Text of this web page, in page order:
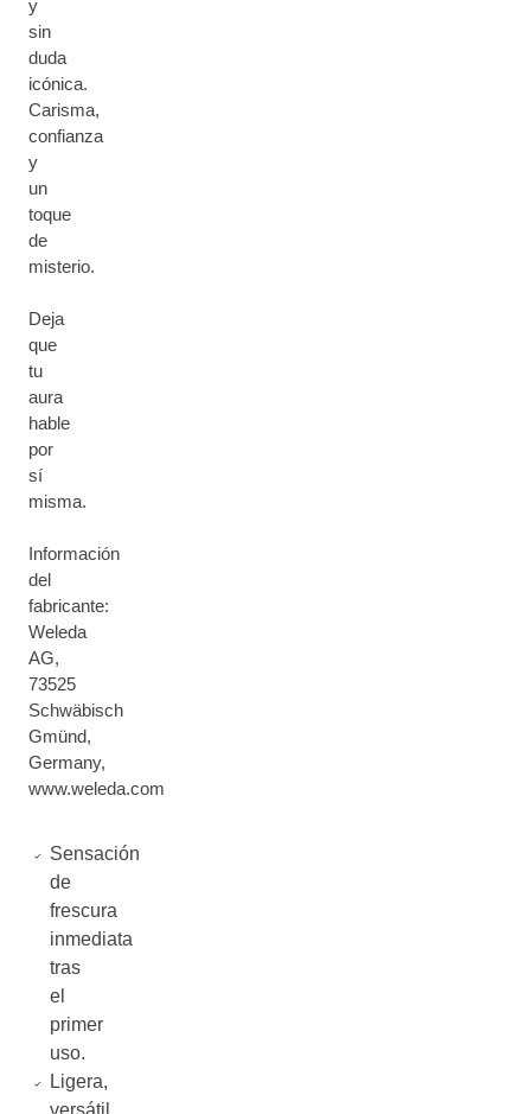
y
sin
duda
icónica.
Carisma,
confianza
y
un
toque
de
misterio.
Deja
que
tu
aura
hable
por
sí
misma.
Información
del
fabricante:
Weleda
AG,
73525
Schwäbisch
Gmünd,
Germany,
www.weleda.com
Sensación
de
frescura
inmediata
tras
el
primer
uso.
Ligera,
versátil